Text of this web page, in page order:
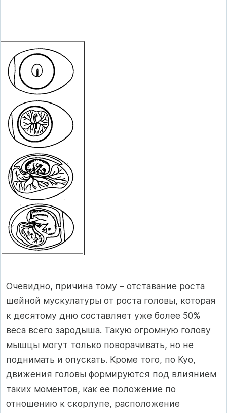
Очевидно, причина тому – отставание роста
шейной мускулатуры от роста головы, которая
к десятому дню составляет уже более 50%
веса всего зародыша. Такую огромную голову
мышцы могут только поворачивать, но не
поднимать и опускать. Кроме того, по Куо,
движения головы формируются под влиянием
таких моментов, как ее положение по
отношению к скорлупе, расположение